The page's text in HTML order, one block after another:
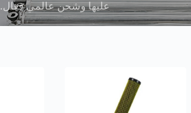
عليها وشحن عالمي فعال.